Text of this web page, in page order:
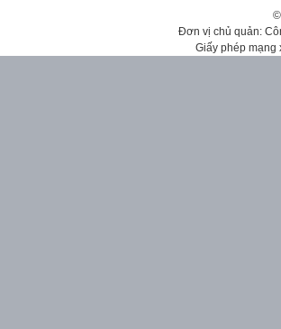
Đơn vị chủ quản:
Giấy phép mạng